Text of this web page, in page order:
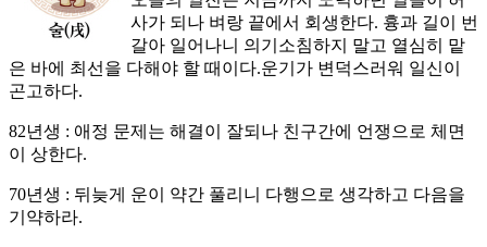
사가 되나 벼랑 끝에서 회생한다. 흉과 길이 번
갈아 일어나니 의기소침하지 말고 열심히 맡
은 바에 최선을 다해야 할 때이다.운기가 변덕스러워 일신이
곤고하다.
82년생 : 애정 문제는 해결이 잘되나 친구간에 언쟁으로 체면
이 상한다.
70년생 : 뒤늦게 운이 약간 풀리니 다행으로 생각하고 다음을
기약하라.